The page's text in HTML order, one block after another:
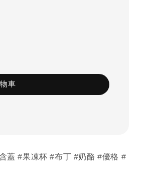
車
蓋 #果凍杯 #布丁 #奶酪 #優格 #